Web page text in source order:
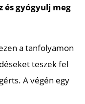
és gyógyulj meg
a tanfolyamon
teszek fel
A végén egy